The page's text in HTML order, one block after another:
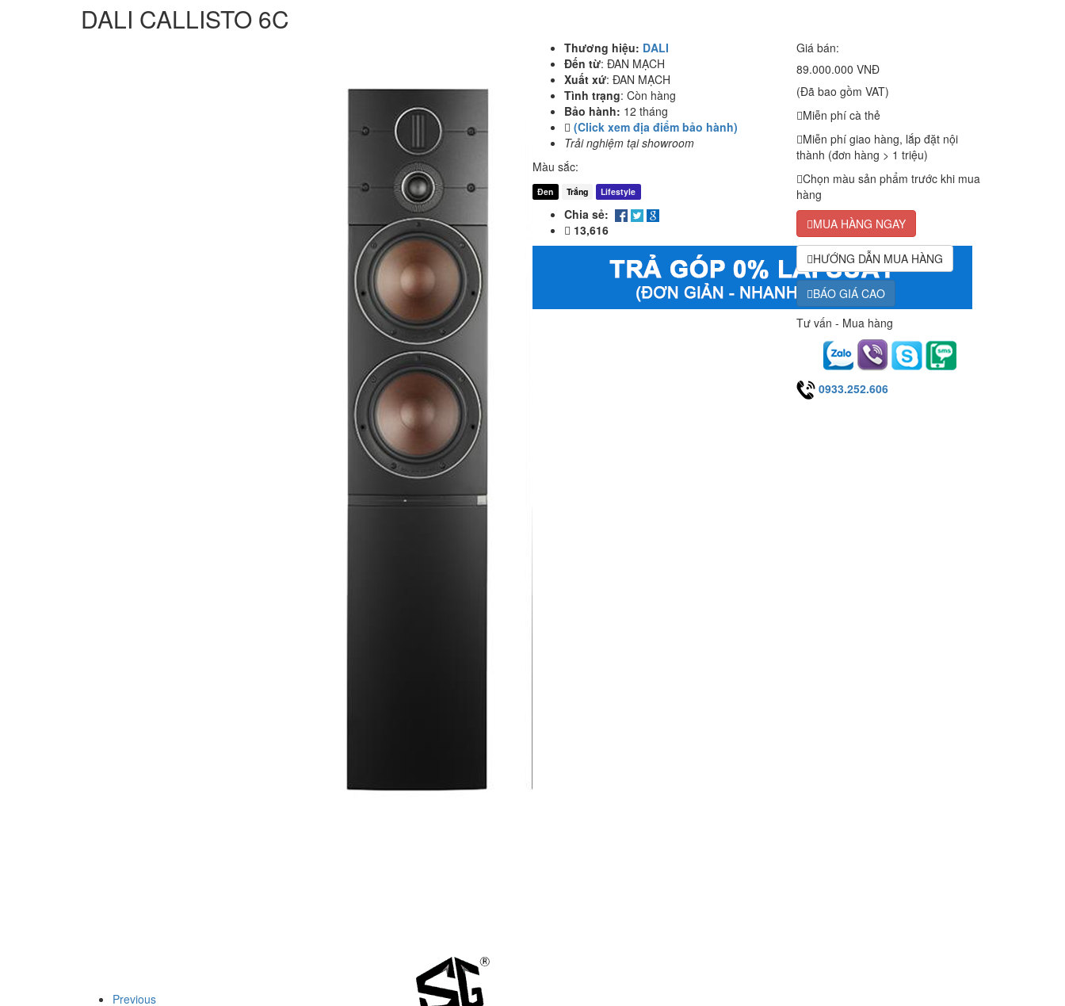
DALI CALLISTO 6C
Previous
Thương hiệu: DALI
Đến từ: ĐAN MẠCH
Xuất xứ: ĐAN MẠCH
Tình trạng: Còn hàng
Bảo hành: 12 tháng
(Click xem địa điểm bảo hành)
Trải nghiệm tại showroom
Màu sắc:
Đen Trắng Lifestyle
Chia sẻ:
13,616
Giá bán:
89.000.000 VNĐ
(Đã bao gồm VAT)
Miễn phí cà thẻ
Miễn phí giao hàng, lắp đặt nội
thành (đơn hàng > 1 triệu)
Chọn màu sản phẩm trước khi mua
hàng
MUA HÀNG NGAY
HƯỚNG DẪN MUA HÀNG
BÁO GIÁ CAO
Tư vấn - Mua hàng
0933.252.606